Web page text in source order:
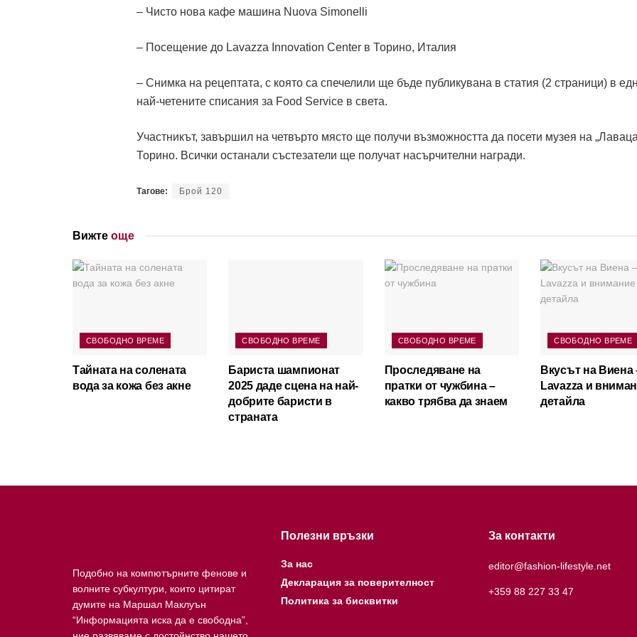
– Чисто нова кафе машина Nuova Simonelli
– Посещение до Lavazza Innovation Center в Торино, Италия
– Снимка на рецептата, с която са спечелили ще бъде публикувана в статия (2 страници) в
най-четените списания за Food Service в света.
Участникът, завършил на четвърто място ще получи възможността да посети музея на
Торино. Всички останали състезатели ще получат насърчителни награди.
Тагове: Брой 120
Вижте още
СВОБОДНО ВРЕМЕ
Тайната на солената
вода за кожа без акне
СВОБОДНО ВРЕМЕ
Бариста шампионат
2025 даде сцена на най-
добрите баристи в
страната
СВОБОДНО ВРЕМЕ
Проследяване на
пратки от чужбина –
какво трябва да знаем
СВОБОДНО ВРЕМЕ
Вкусът на Виена
Lavazza и
детайла
Подобно на компютърните фенове и
волните субкултури, които цитират
думите на Маршал Маклуън
“Информацията иска да е свободна”,
Полезни връзки
За нас
Декларация за поверителност
Политика за бисквитки
За контакти
editor@fashion-lifestyle.net
+359 88 227 33 47